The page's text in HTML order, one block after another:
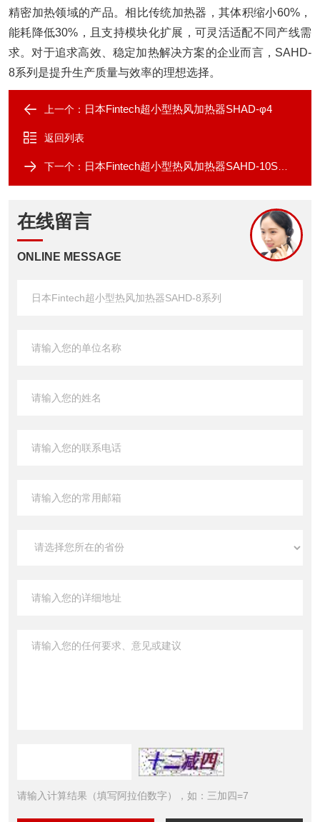
精密加热领域的产品。相比传统加热器，其体积缩小60%，
能耗降低30%，且支持模块化扩展，可灵活适配不同产线需
求。对于追求高效、稳定加热解决方案的企业而言，SAHD-
8系列是提升生产质量与效率的理想选择。
上一个： 日本Fintech超小型热风加热器SHAD-φ4
返回列表
下一个： 日本Fintech超小型热风加热器SAHD-10S系列
在线留言
ONLINE MESSAGE
请输入计算结果（填写阿拉伯数字），如：三加四=7